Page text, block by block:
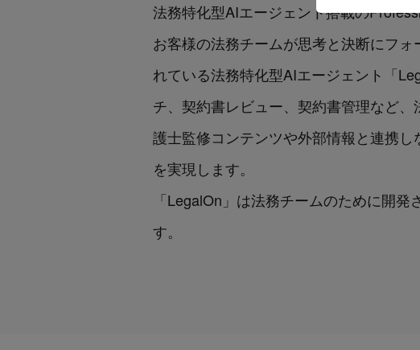
法務特化型AIエージェント搭載の
お客様の法務チームが思考と決断にフ
れている法務特化型AIエージェント「
チ、契約書レビュー、契約書管理など
護士監修コンテンツや外部情報と連携
を実現します。
「LegalOn」は法務チームのために開
す。